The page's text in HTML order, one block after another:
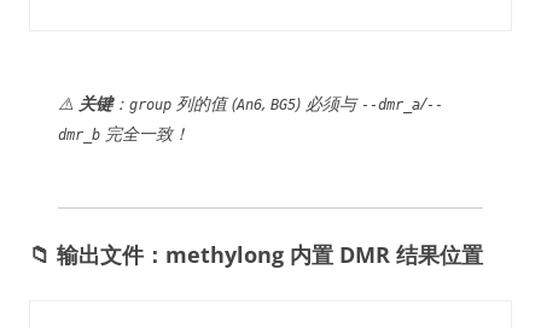
⚠️ 关键： group 列的值 (An6, BG5) 必须与 --dmr_a/--
dmr_b 完全一致！
📁 输出文件：methylong 内置 DMR 结果位置